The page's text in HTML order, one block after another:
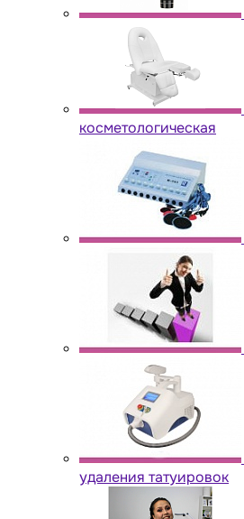
косметологическая
удаления татуировок